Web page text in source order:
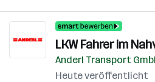
LKW Fahrer im
Anderl Transport
Heute veröffentlicht